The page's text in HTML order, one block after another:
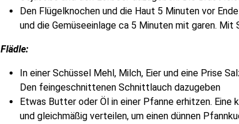
Den Flügelknochen und die Haut 5 Minuten vor
und die Gemüseeinlage ca 5 Minuten mit garen. Mit
Flädle:
In einer Schüssel Mehl, Milch, Eier und eine Prise
Den feingeschnittenen Schnittlauch dazugeben
Etwas Butter oder Öl in einer Pfanne erhitzen. Eine
und gleichmäßig verteilen, um einen dünnen